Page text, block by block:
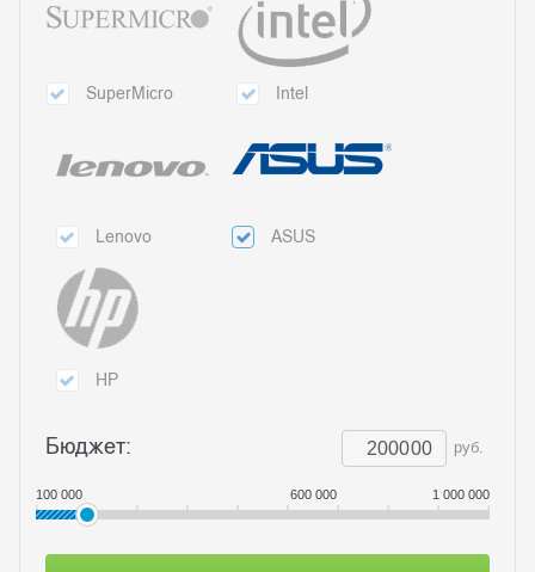
SuperMicro Intel
Lenovo ASUS
HP
Бюджет: руб.
100 000 600 000 1 000 000